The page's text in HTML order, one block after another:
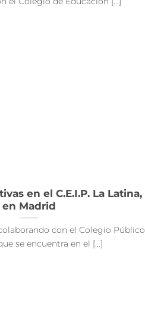
en el C.E.I.P. La Latina,
en Madrid
con el Colegio Público
se encuentra en el [...]